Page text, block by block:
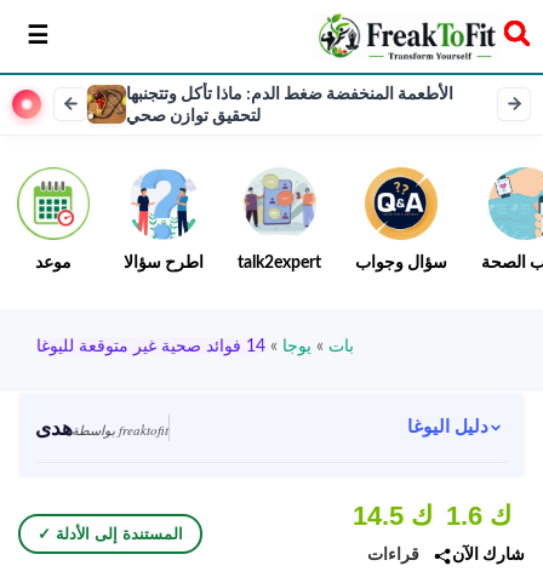
سخر
الأطعمة المنخفضة ضغط الدم: ماذا تأكل وتتجنبها
لتحقيق توازن صحي
موعد اطرح سؤالا talk2expert سؤال وجواب الصحة
بات » يوجا » 14 فوائد صحية غير متوقعة لليوغا
هدى بواسطة freaktofit دليل اليوغا
✓ المستندة إلى الأدلة
14.5 ك
قراءات
1.6 ك
شارك الآن